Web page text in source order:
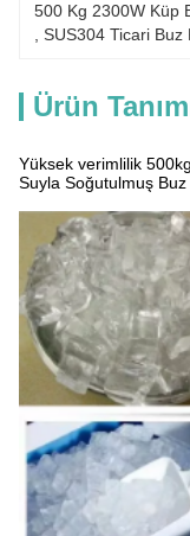
500 Kg 2300W Küp
SUS304 Ticari Buz
Ürün
Yüksek verimlilik
Suyla Soğutulmuş